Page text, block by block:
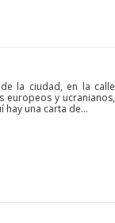
la ciudad, en la calle
europeos y ucranianos,
hay una carta de...